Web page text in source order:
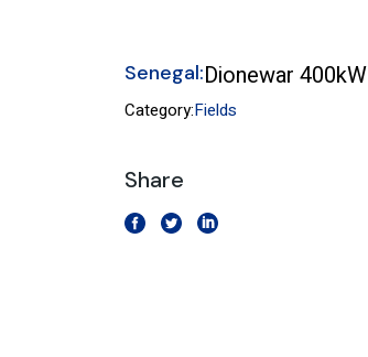
Senegal:Dionewar 400kW
Category:Fields
Share